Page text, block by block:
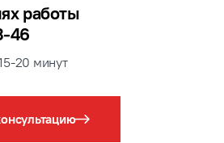
работы
46
20 минут